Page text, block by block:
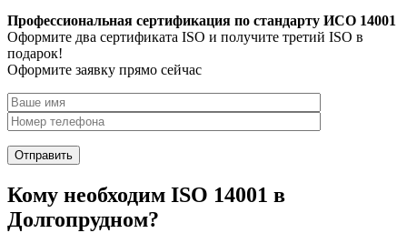
Профессиональная сертификация по стандарту ИСО 14001
Оформите два сертификата ISO и получите третий ISO в
подарок!
Оформите заявку прямо сейчас
Кому необходим ISO 14001 в
Долгопрудном?